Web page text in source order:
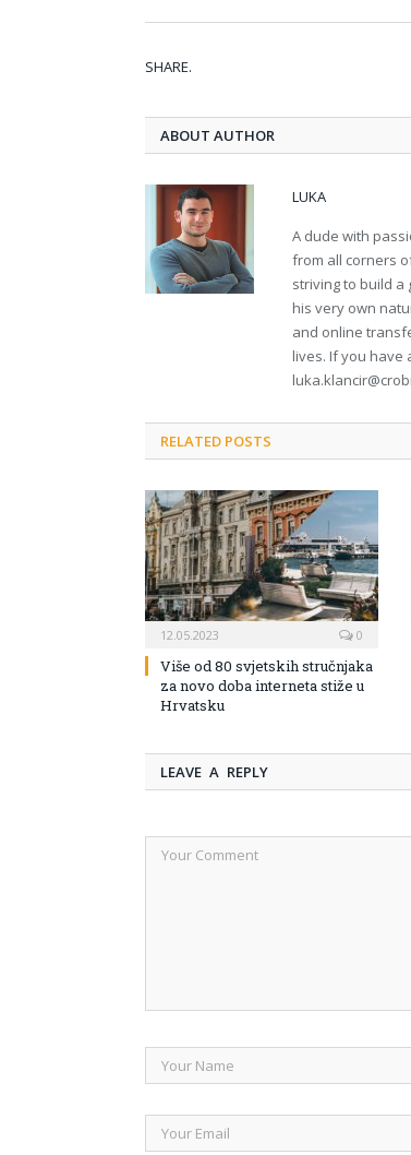
SHARE.
ABOUT AUTHOR
LUKA
A dude with
from all corners
striving to build a
his very own
and online
lives. If you have
RELATED POSTS
12.05.2023 0
Više od 80 svjetskih stručnjaka
za novo doba interneta stiže u
Hrvatsku
LEAVE A REPLY